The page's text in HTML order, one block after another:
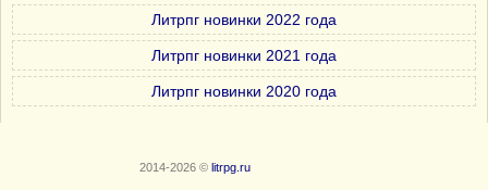
Литрпг новинки 2022 года
Литрпг новинки 2021 года
Литрпг новинки 2020 года
2014-2026 © litrpg.ru